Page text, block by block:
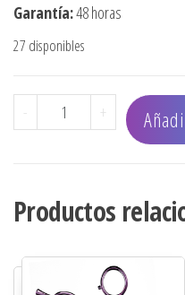
Garantía:48 horas
27 disponibles
- TIJERA STRONG
+
Productos